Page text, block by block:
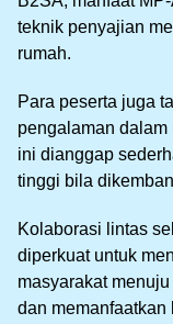
teknik penyajian
rumah.
Para peserta juga
pengalaman
ini dianggap
tinggi bila
Kolaborasi lintas
diperkuat untuk
masyarakat
dan